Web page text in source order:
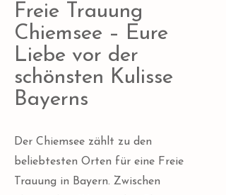
Freie Trauung
Chiemsee – Eure
Liebe vor der
schönsten Kulisse
Bayerns
Der Chiemsee zählt zu den
beliebtesten Orten für eine Freie
Trauung in Bayern. Zwischen